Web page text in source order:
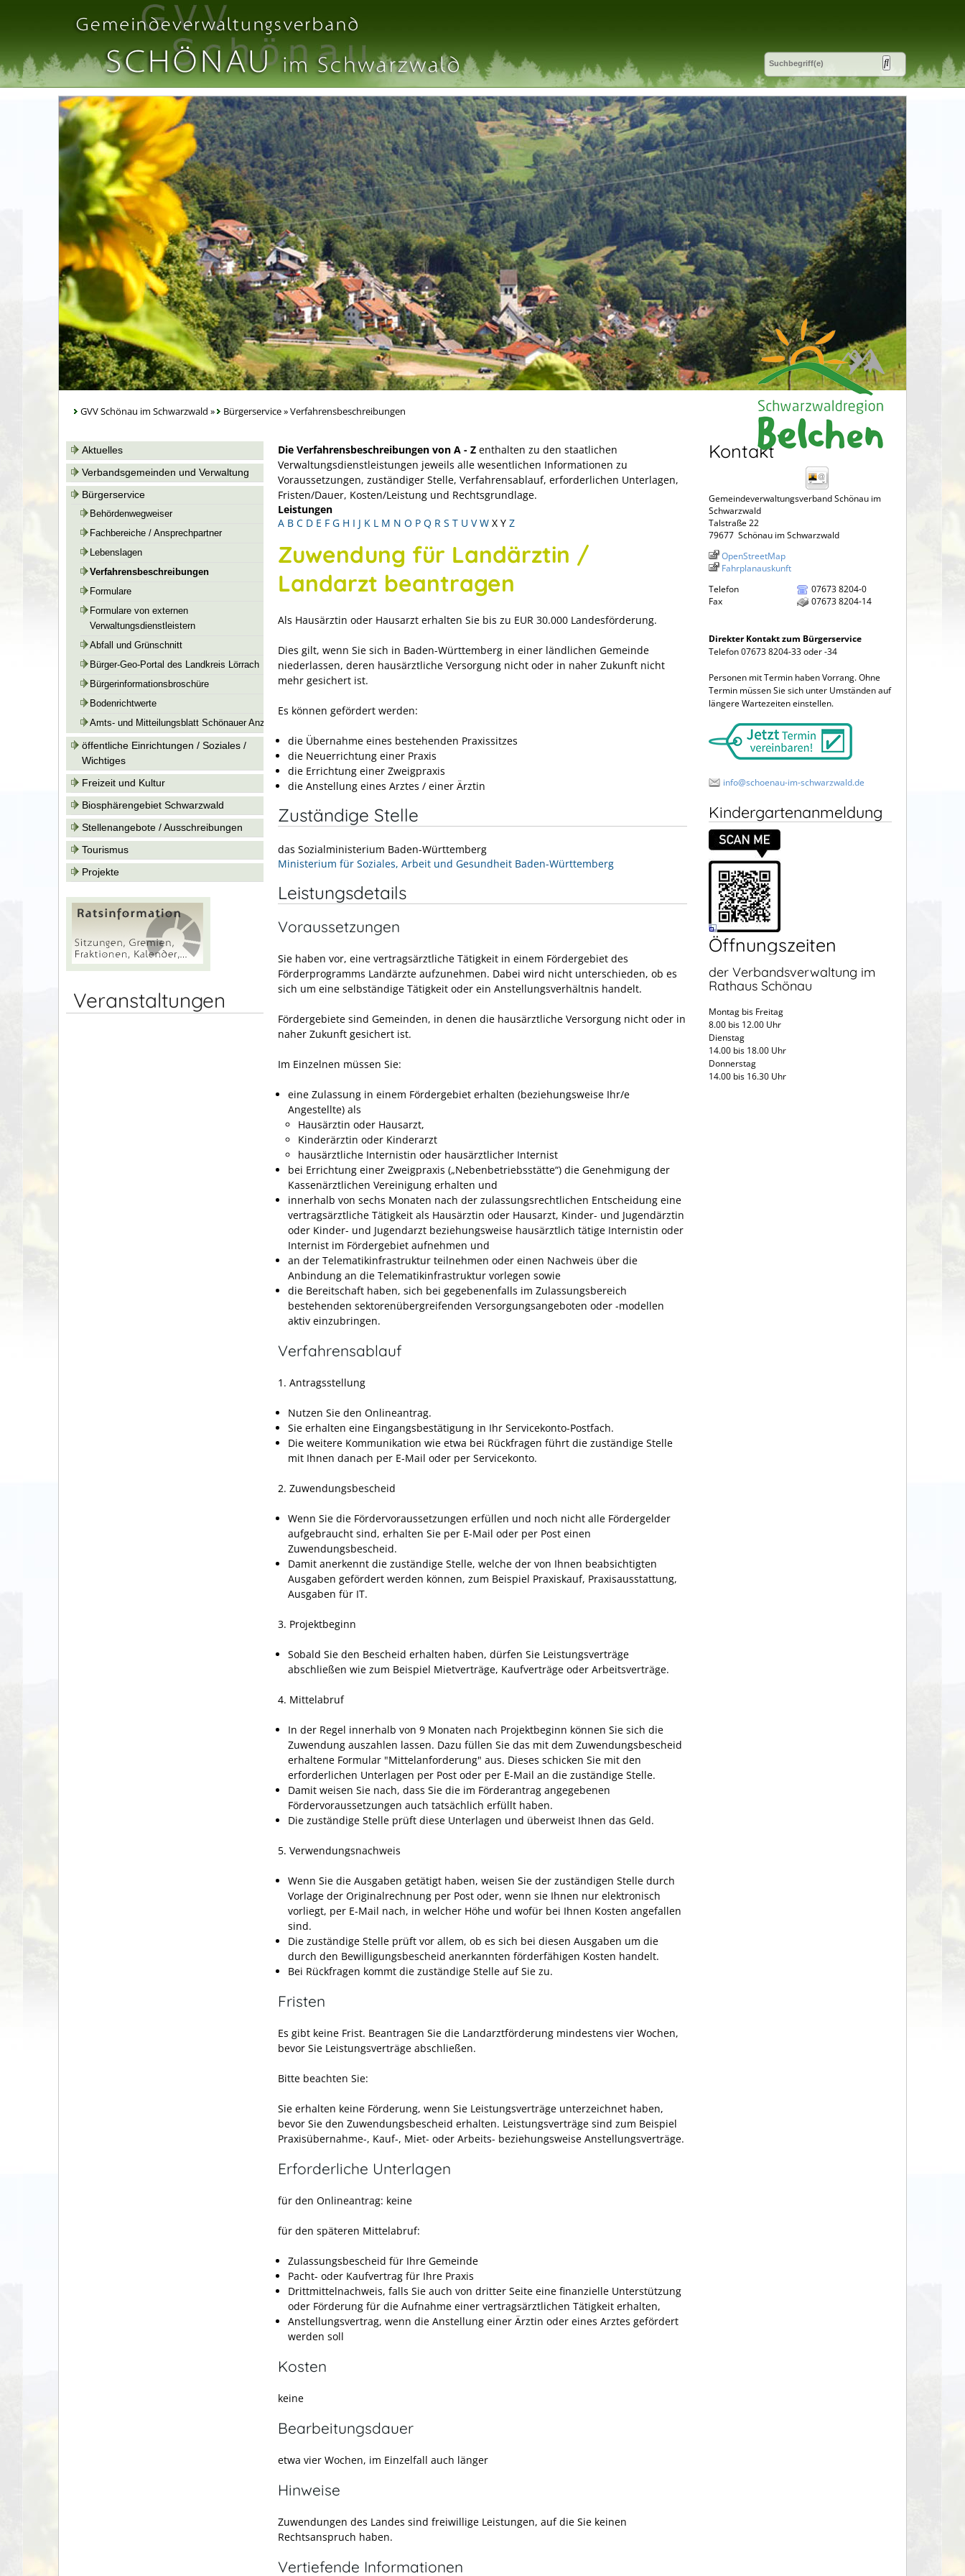
GVV Schönau im Schwarzwald » Bürgerservice»Verfahrensbeschreibungen
Aktuelles
Verbandsgemeinden und Verwaltung
Bürgerservice
Behördenwegweiser
Fachbereiche / Ansprechpartner
Lebenslagen
Verfahrensbeschreibungen
Formulare
Formulare von externen
Verwaltungsdienstleistern
Abfall und Grünschnitt
Bürger-Geo-Portal des Landkreis Lörrach
Bürgerinformationsbroschüre
Bodenrichtwerte
Amts- und Mitteilungsblatt Schönauer Anzeiger
öffentliche Einrichtungen / Soziales /
Wichtiges
Freizeit und Kultur
Biosphärengebiet Schwarzwald
Stellenangebote / Ausschreibungen
Tourismus
Projekte
Veranstaltungen
Die Verfahrensbeschreibungen von A - Z enthalten zu den staatlichen
Verwaltungsdienstleistungen jeweils alle wesentlichen Informationen zu
Voraussetzungen, zuständiger Stelle, Verfahrensablauf, erforderlichen Unterlagen,
Fristen/Dauer, Kosten/Leistung und Rechtsgrundlage.
Leistungen
A B C D E F G H I J K L M N O P Q R S T U V W X Y Z
Zuwendung für Landärztin /
Landarzt beantragen
Als Hausärztin oder Hausarzt erhalten Sie bis zu EUR 30.000 Landesförderung.
Dies gilt, wenn Sie sich in Baden-Württemberg in einer ländlichen Gemeinde
niederlassen, deren hausärztliche Versorgung nicht oder in naher Zukunft nicht
mehr gesichert ist.
Es können gefördert werden:
die Übernahme eines bestehenden Praxissitzes
die Neuerrichtung einer Praxis
die Errichtung einer Zweigpraxis
die Anstellung eines Arztes / einer Ärztin
Zuständige Stelle
das Sozialministerium Baden-Württemberg
Ministerium für Soziales, Arbeit und Gesundheit Baden-Württemberg
Leistungsdetails
Voraussetzungen
Sie haben vor, eine vertragsärztliche Tätigkeit in einem Fördergebiet des
Förderprogramms Landärzte aufzunehmen. Dabei wird nicht unterschieden, ob es
sich um eine selbständige Tätigkeit oder ein Anstellungsverhältnis handelt.
Fördergebiete sind Gemeinden, in denen die hausärztliche Versorgung nicht oder in
naher Zukunft gesichert ist.
Im Einzelnen müssen Sie:
eine Zulassung in einem Fördergebiet erhalten (beziehungsweise Ihr/e
Angestellte) als
Hausärztin oder Hausarzt,
Kinderärztin oder Kinderarzt
hausärztliche Internistin oder hausärztlicher Internist
bei Errichtung einer Zweigpraxis („Nebenbetriebsstätte“) die Genehmigung der
Kassenärztlichen Vereinigung erhalten und
innerhalb von sechs Monaten nach der zulassungsrechtlichen Entscheidung eine
vertragsärztliche Tätigkeit als Hausärztin oder Hausarzt, Kinder- und Jugendärztin
oder Kinder- und Jugendarzt beziehungsweise hausärztlich tätige Internistin oder
Internist im Fördergebiet aufnehmen und
an der Telematikinfrastruktur teilnehmen oder einen Nachweis über die
Anbindung an die Telematikinfrastruktur vorlegen sowie
die Bereitschaft haben, sich bei gegebenenfalls im Zulassungsbereich
bestehenden sektorenübergreifenden Versorgungsangeboten oder -modellen
aktiv einzubringen.
Verfahrensablauf
1. Antragsstellung
Nutzen Sie den Onlineantrag.
Sie erhalten eine Eingangsbestätigung in Ihr Servicekonto-Postfach.
Die weitere Kommunikation wie etwa bei Rückfragen führt die zuständige Stelle
mit Ihnen danach per E-Mail oder per Servicekonto.
2. Zuwendungsbescheid
Wenn Sie die Fördervoraussetzungen erfüllen und noch nicht alle Fördergelder
aufgebraucht sind, erhalten Sie per E-Mail oder per Post einen
Zuwendungsbescheid.
Damit anerkennt die zuständige Stelle, welche der von Ihnen beabsichtigten
Ausgaben gefördert werden können, zum Beispiel Praxiskauf, Praxisausstattung,
Ausgaben für IT.
3. Projektbeginn
Sobald Sie den Bescheid erhalten haben, dürfen Sie Leistungsverträge
abschließen wie zum Beispiel Mietverträge, Kaufverträge oder Arbeitsverträge.
4. Mittelabruf
In der Regel innerhalb von 9 Monaten nach Projektbeginn können Sie sich die
Zuwendung auszahlen lassen. Dazu füllen Sie das mit dem Zuwendungsbescheid
erhaltene Formular "Mittelanforderung" aus. Dieses schicken Sie mit den
erforderlichen Unterlagen per Post oder per E-Mail an die zuständige Stelle.
Damit weisen Sie nach, dass Sie die im Förderantrag angegebenen
Fördervoraussetzungen auch tatsächlich erfüllt haben.
Die zuständige Stelle prüft diese Unterlagen und überweist Ihnen das Geld.
5. Verwendungsnachweis
Wenn Sie die Ausgaben getätigt haben, weisen Sie der zuständigen Stelle durch
Vorlage der Originalrechnung per Post oder, wenn sie Ihnen nur elektronisch
vorliegt, per E-Mail nach, in welcher Höhe und wofür bei Ihnen Kosten angefallen
sind.
Die zuständige Stelle prüft vor allem, ob es sich bei diesen Ausgaben um die
durch den Bewilligungsbescheid anerkannten förderfähigen Kosten handelt.
Bei Rückfragen kommt die zuständige Stelle auf Sie zu.
Fristen
Es gibt keine Frist. Beantragen Sie die Landarztförderung mindestens vier Wochen,
bevor Sie Leistungsverträge abschließen.
Bitte beachten Sie:
Sie erhalten keine Förderung, wenn Sie Leistungsverträge unterzeichnet haben,
bevor Sie den Zuwendungsbescheid erhalten. Leistungsverträge sind zum Beispiel
Praxisübernahme-, Kauf-, Miet- oder Arbeits- beziehungsweise Anstellungsverträge.
Erforderliche Unterlagen
für den Onlineantrag: keine
für den späteren Mittelabruf:
Zulassungsbescheid für Ihre Gemeinde
Pacht- oder Kaufvertrag für Ihre Praxis
Drittmittelnachweis, falls Sie auch von dritter Seite eine finanzielle Unterstützung
oder Förderung für die Aufnahme einer vertragsärztlichen Tätigkeit erhalten,
Anstellungsvertrag, wenn die Anstellung einer Ärztin oder eines Arztes gefördert
werden soll
Kosten
keine
Bearbeitungsdauer
etwa vier Wochen, im Einzelfall auch länger
Hinweise
Zuwendungen des Landes sind freiwillige Leistungen, auf die Sie keinen
Rechtsanspruch haben.
Vertiefende Informationen
Kontakt
Gemeindeverwaltungsverband Schönau im
Schwarzwald
Talstraße 22
79677 Schönau im Schwarzwald
OpenStreetMap
Fahrplanauskunft
Telefon
07673 8204-0
Fax
07673 8204-14
Direkter Kontakt zum Bürgerservice
Telefon 07673 8204-33 oder -34
Personen mit Termin haben Vorrang. Ohne
Termin müssen Sie sich unter Umständen auf
längere Wartezeiten einstellen.
info@schoenau-im-schwarzwald.de
Kindergartenanmeldung
Öffnungszeiten
der Verbandsverwaltung im
Rathaus Schönau
Montag bis Freitag
8.00 bis 12.00 Uhr
Dienstag
14.00 bis 18.00 Uhr
Donnerstag
14.00 bis 16.30 Uhr